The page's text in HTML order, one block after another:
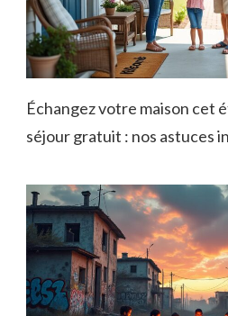
Échangez votre maison cet
séjour gratuit : nos astuces